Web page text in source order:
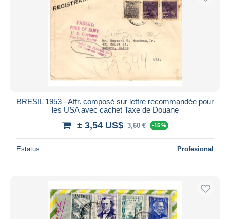
BRESIL 1953 - Affr. composé sur lettre recommandée pour
les USA avec cachet Taxe de Douane
± 3,54 US$ 3,60 € -15 %
Estatus Profesional